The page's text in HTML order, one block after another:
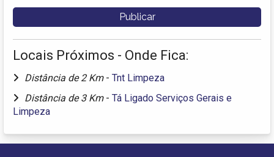
Locais Próximos - Onde Fica:
Distância de 2 Km - Tnt Limpeza
Distância de 3 Km - Tá Ligado Serviços Gerais e
Limpeza